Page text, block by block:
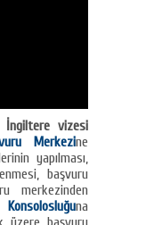
İngiltere vizesi
Merkezine
yapılması,
başvuru
merkezinden
na